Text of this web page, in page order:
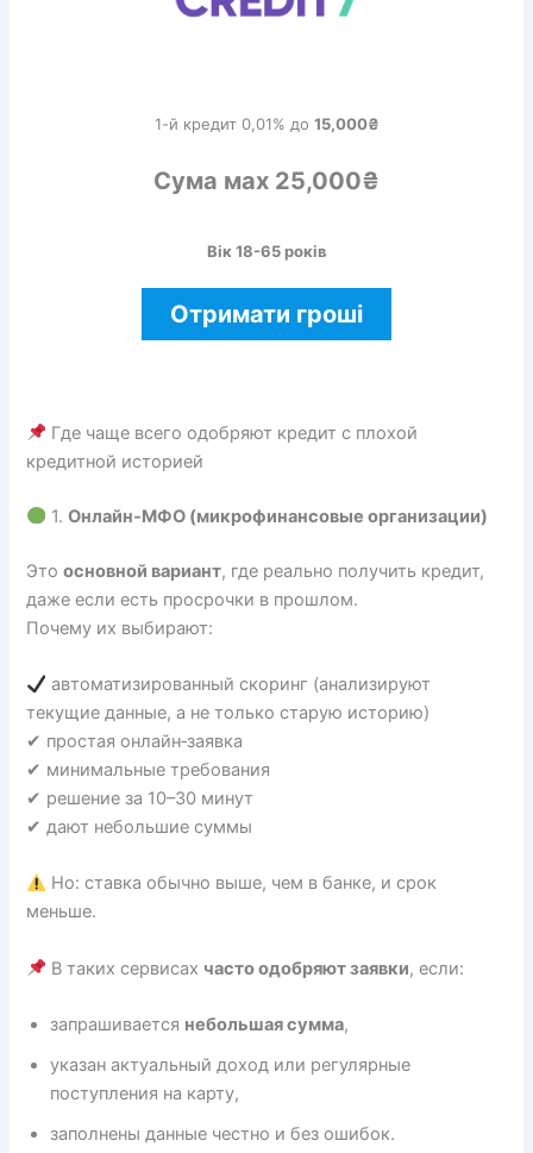
1-й кредит 0,01% до 15,000₴
Сума мах 25,000₴
Вік 18-65 років
Отримати гроші
Где чаще всего одобряют кредит с плохой
кредитной историей
1.Онлайн‑МФО (микрофинансовые организации)
Этоосновной вариант, где реально получить кредит,
даже если есть просрочки в прошлом.
Почему их выбирают:
автоматизированный скоринг (анализируют
текущие данные, а не только старую историю)
✔ простая онлайн‑заявка
✔ минимальные требования
✔ решение за 10–30 минут
✔ дают небольшие суммы
Но: ставка обычно выше, чем в банке, и срок
меньше.
В таких сервисах часто одобряют заявки, если:
запрашивается небольшая сумма,
указан актуальный доход или регулярные
поступления на карту,
заполнены данные честно и без ошибок.